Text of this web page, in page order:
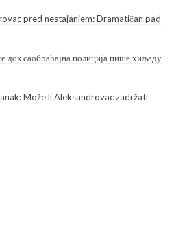
pred nestajanjem: Dramatičan pad
док саобраћајна полиција пише хиљаду
Može li Aleksandrovac zadržati